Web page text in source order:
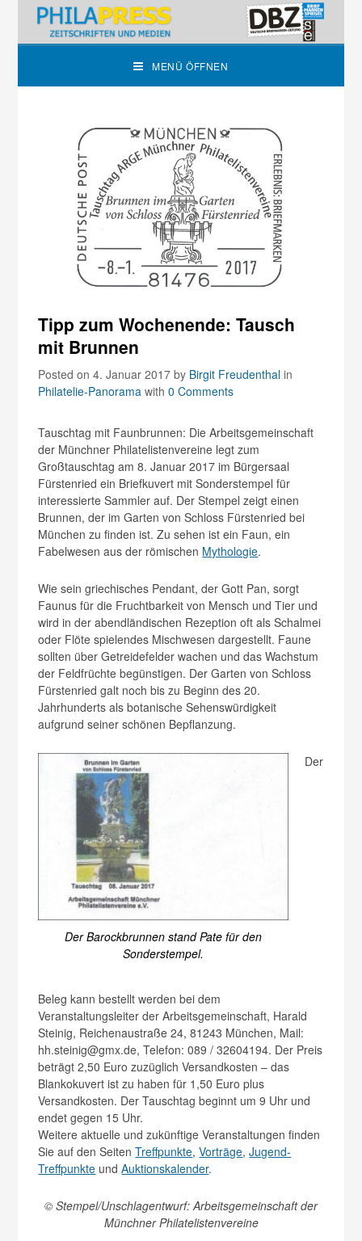
MENÜ ÖFFNEN
Tipp zum Wochenende: Tausch
mit Brunnen
Posted on 4. Januar 2017by Birgit Freudenthal in
Philatelie-Panorama with0 Comments
Tauschtag mit Faunbrunnen: Die Arbeitsgemeinschaft
der Münchner Philatelistenvereine legt zum
Großtauschtag am 8. Januar 2017 im Bürgersaal
Fürstenried ein Briefkuvert mit Sonderstempel für
interessierte Sammler auf. Der Stempel zeigt einen
Brunnen, der im Garten von Schloss Fürstenried bei
München zu finden ist. Zu sehen ist ein Faun, ein
Fabelwesen aus der römischen Mythologie.
Wie sein griechisches Pendant, der Gott Pan, sorgt
Faunus für die Fruchtbarkeit von Mensch und Tier und
wird in der abendländischen Rezeption oft als Schalmei
oder Flöte spielendes Mischwesen dargestellt. Faune
sollten über Getreidefelder wachen und das Wachstum
der Feldfrüchte begünstigen. Der Garten von Schloss
Fürstenried galt noch bis zu Beginn des 20.
Jahrhunderts als botanische Sehenswürdigkeit
aufgrund seiner schönen Bepflanzung.
Der Barockbrunnen stand Pate für den
Sonderstempel.
Der
Beleg kann bestellt werden bei dem
Veranstaltungsleiter der Arbeitsgemeinschaft, Harald
Steinig, Reichenaustraße 24, 81243 München, Mail:
hh.steinig@gmx.de, Telefon: 089 / 32604194. Der Preis
beträgt 2,50 Euro zuzüglich Versandkosten – das
Blankokuvert ist zu haben für 1,50 Euro plus
Versandkosten. Der Tauschtag beginnt um 9 Uhr und
endet gegen 15 Uhr.
Weitere aktuelle und zukünftige Veranstaltungen finden
Sie auf den SeitenTreffpunkte,Vorträge,Jugend-
Treffpunkte undAuktionskalender.
© Stempel/Unschlagentwurf: Arbeitsgemeinschaft der
Münchner Philatelistenvereine